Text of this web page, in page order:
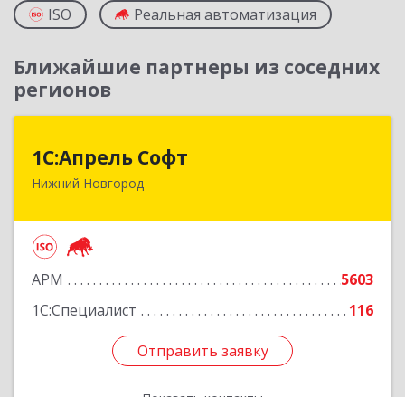
ISO Реальная автоматизация
Ближайшие партнеры из соседних
регионов
1С:Апрель Софт
Нижний Новгород
АРМ
5603
1С:Специалист
116
Отправить заявку
603000, Нижегородская обл, Нижний Новгород
Отправить заявку